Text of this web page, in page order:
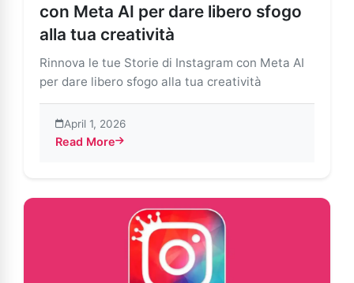
con Meta AI per dare libero sfogo
alla tua creatività
Rinnova le tue Storie di Instagram con Meta AI
per dare libero sfogo alla tua creatività
April 1, 2026
Read More
about Rinnova le tue Storie di Instagram con Meta